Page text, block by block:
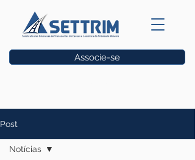
Associe-se
Post
Notícias